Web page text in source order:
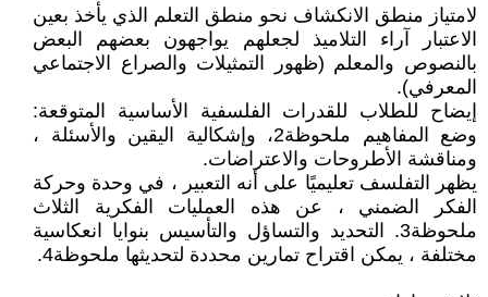
لامتياز منطق الانكشاف نحو منطق التعلم الذي يأخذ بعين
الاعتبار آراء التلاميذ لجعلهم يواجهون بعضهم البعض
بالنصوص والمعلم (ظهور التمثيلات والصراع الاجتماعي
المعرفي).
إيضاح للطلاب للقدرات الفلسفية الأساسية المتوقعة:
وضع المفاهيم ملحوظة2، وإشكالية اليقين والأسئلة ،
ومناقشة الأطروحات والاعتراضات.
يظهر التفلسف تعليميًا على أنه التعبير ، في وحدة وحركة
الفكر الضمني ، عن هذه العمليات الفكرية الثلاث
ملحوظة3. التحديد والتساؤل والتأسيس بنوايا انعكاسية
مختلفة ، يمكن اقتراح تمارين محددة لتحديثها ملحوظة4.